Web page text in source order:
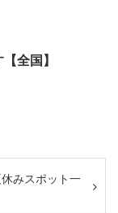
全国】
みスポット一